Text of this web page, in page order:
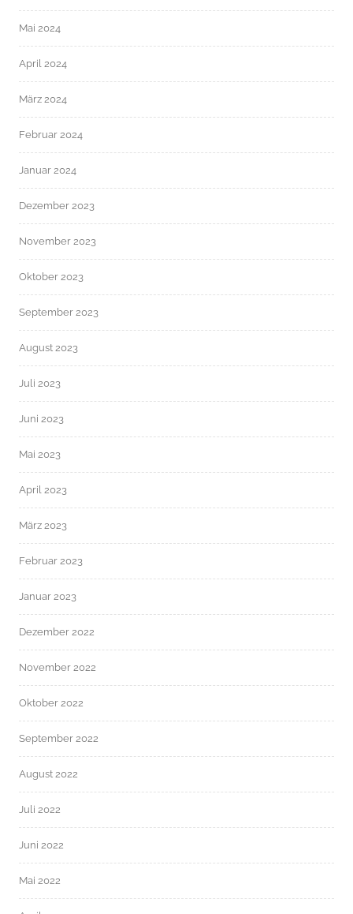
Mai 2024
April 2024
März 2024
Februar 2024
Januar 2024
Dezember 2023
November 2023
Oktober 2023
September 2023
August 2023
Juli 2023
Juni 2023
Mai 2023
April 2023
März 2023
Februar 2023
Januar 2023
Dezember 2022
November 2022
Oktober 2022
September 2022
August 2022
Juli 2022
Juni 2022
Mai 2022